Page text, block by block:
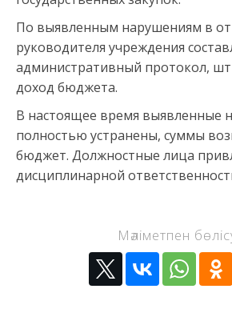
По выявленным нарушениям в
руководителя учреждения
административный протокол,
доход бюджета.
В настоящее время выявленные
полностью устранены, суммы
бюджет. Должностные лица
дисциплинарной
Мәліметпен